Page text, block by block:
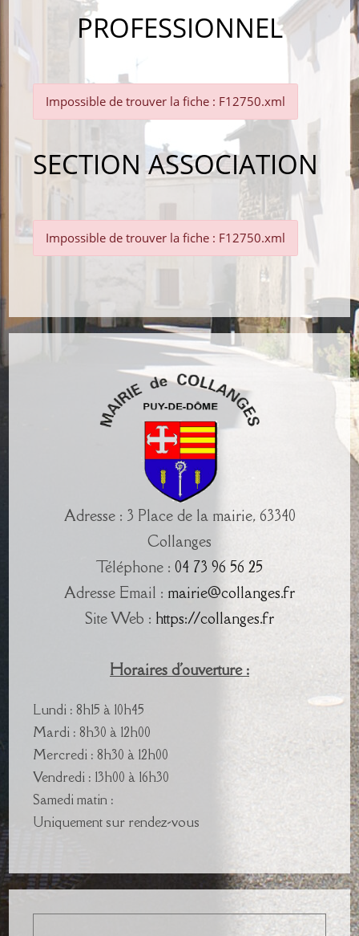
PROFESSIONNEL
Impossible de trouver la fiche : F12750.xml
SECTION ASSOCIATION
Impossible de trouver la fiche : F12750.xml
Adresse : 3 Place de la mairie, 63340
Collanges
Téléphone : 04 73 96 56 25
Adresse Email : mairie@collanges.fr
Site Web : https://collanges.fr
Horaires d'ouverture :
Lundi : 8h15 à 10h45
Mardi : 8h30 à 12h00
Mercredi : 8h30 à 12h00
Vendredi : 13h00 à 16h30
Samedi matin :
Uniquement sur rendez-vous